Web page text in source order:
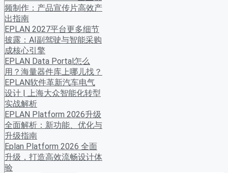
频制作：产品宣传片高效产
出指南
EPLAN 2027平台更多细节
披露：AI副驾驶与智能采购
成核心引擎
EPLAN Data Portal怎么
用？海量器件库上哪儿找？
EPLAN软件革新汽车电气
设计 | 上海大众智能化转型
实战解析
EPLAN Platform 2026升级
全面解析：新功能、优化与
升级指南
Eplan Platform 2026 全面
升级，打造高效流畅设计体
验